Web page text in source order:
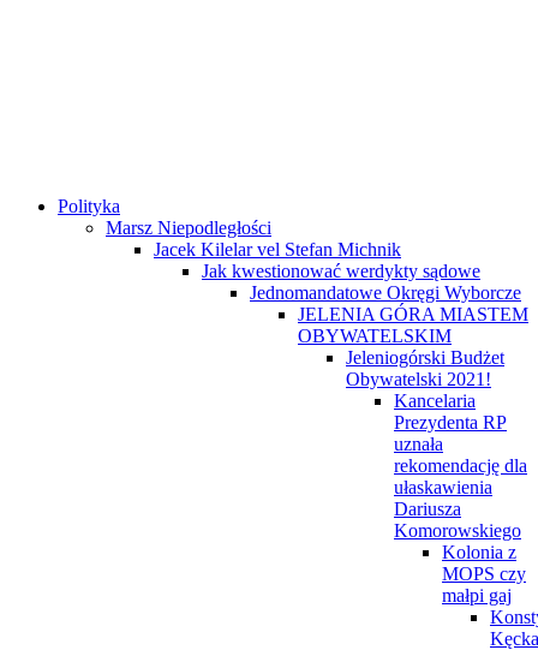
Polityka
Marsz Niepodległości
Jacek Kilelar vel Stefan Michnik
Jak kwestionować werdykty sądowe
Jednomandatowe Okręgi Wyborcze
JELENIA GÓRA MIASTEM
OBYWATELSKIM
Jeleniogórski Budżet
Obywatelski 2021!
Kancelaria
Prezydenta RP
uznała
rekomendację dla
ułaskawienia
Dariusza
Komorowskiego
Kolonia z
MOPS czy
małpi gaj
Kęcka